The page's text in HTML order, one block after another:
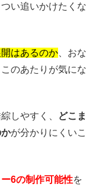
い追いかけたくな
はあるのか 、おな
のあたりが気にな
しやすく、
どこま
が分かりにくいこ
ー6の制作可能性を